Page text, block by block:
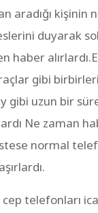
aradığı kişinin
duyarak
haber
gibi
gibi uzun bir
Ne zaman
normal
telefonları